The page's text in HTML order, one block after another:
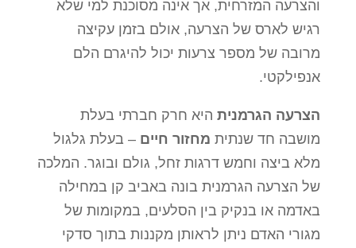
והצרעה המזרחית, אך אינה מסוכנת למי שלא
רגיש לארס של הצרעה, אולם בזמן עקיצה
מרובה של מספר צרעות יכול להיגרם הלם
אנפילקטי.
הצרעה הגרמניתהיא חרק חברתי בעלת
מושבה חד שנתית מחזור חיים – בעלת גלגול
מלא ביצה וחמש דרגות זחל, גולם ובוגר. המלכה
של הצרעה הגרמנית בונה באביב קן במחילה
באדמה או בנקיק בין הסלעים, במקומות של
מגורי האדם ניתן לראותן מקננות בתוך סדקי